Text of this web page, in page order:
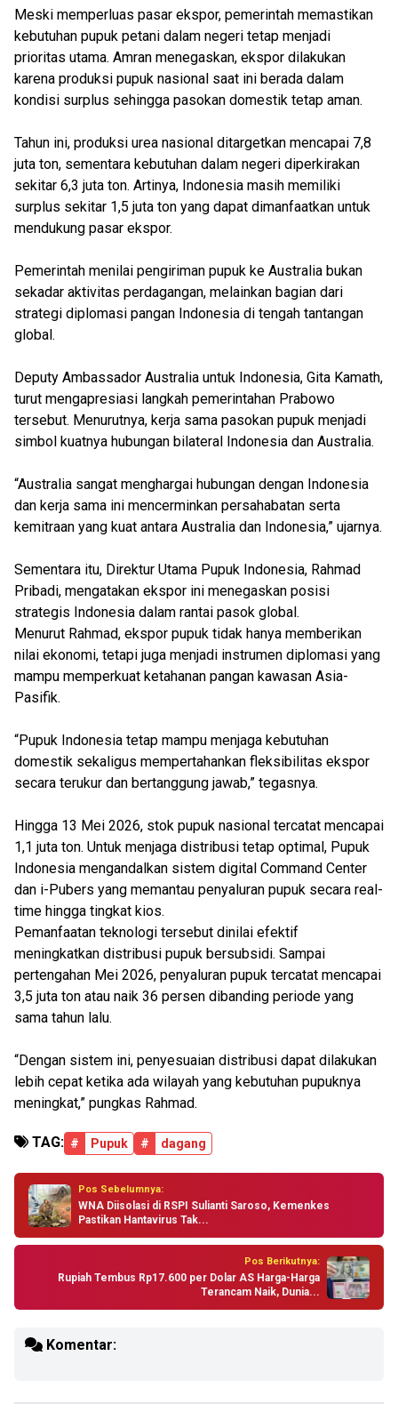
Meski memperluas pasar ekspor, pemerintah memastikan
kebutuhan pupuk petani dalam negeri tetap menjadi
prioritas utama. Amran menegaskan, ekspor dilakukan
karena produksi pupuk nasional saat ini berada dalam
kondisi surplus sehingga pasokan domestik tetap aman.
Tahun ini, produksi urea nasional ditargetkan mencapai 7,8
juta ton, sementara kebutuhan dalam negeri diperkirakan
sekitar 6,3 juta ton. Artinya, Indonesia masih memiliki
surplus sekitar 1,5 juta ton yang dapat dimanfaatkan untuk
mendukung pasar ekspor.
Pemerintah menilai pengiriman pupuk ke Australia bukan
sekadar aktivitas perdagangan, melainkan bagian dari
strategi diplomasi pangan Indonesia di tengah tantangan
global.
Deputy Ambassador Australia untuk Indonesia, Gita Kamath,
turut mengapresiasi langkah pemerintahan Prabowo
tersebut. Menurutnya, kerja sama pasokan pupuk menjadi
simbol kuatnya hubungan bilateral Indonesia dan Australia.
“Australia sangat menghargai hubungan dengan Indonesia
dan kerja sama ini mencerminkan persahabatan serta
kemitraan yang kuat antara Australia dan Indonesia,” ujarnya.
Sementara itu, Direktur Utama Pupuk Indonesia, Rahmad
Pribadi, mengatakan ekspor ini menegaskan posisi
strategis Indonesia dalam rantai pasok global.
Menurut Rahmad, ekspor pupuk tidak hanya memberikan
nilai ekonomi, tetapi juga menjadi instrumen diplomasi yang
mampu memperkuat ketahanan pangan kawasan Asia-
Pasifik.
“Pupuk Indonesia tetap mampu menjaga kebutuhan
domestik sekaligus mempertahankan fleksibilitas ekspor
secara terukur dan bertanggung jawab,” tegasnya.
Hingga 13 Mei 2026, stok pupuk nasional tercatat mencapai
1,1 juta ton. Untuk menjaga distribusi tetap optimal, Pupuk
Indonesia mengandalkan sistem digital Command Center
dan i-Pubers yang memantau penyaluran pupuk secara real-
time hingga tingkat kios.
Pemanfaatan teknologi tersebut dinilai efektif
meningkatkan distribusi pupuk bersubsidi. Sampai
pertengahan Mei 2026, penyaluran pupuk tercatat mencapai
3,5 juta ton atau naik 36 persen dibanding periode yang
sama tahun lalu.
“Dengan sistem ini, penyesuaian distribusi dapat dilakukan
lebih cepat ketika ada wilayah yang kebutuhan pupuknya
meningkat,” pungkas Rahmad.
TAG: # Pupuk # dagang
Pos Sebelumnya:
WNA Diisolasi di RSPI Sulianti Saroso, Kemenkes
Pastikan Hantavirus Tak...
Pos Berikutnya:
Rupiah Tembus Rp17.600 per Dolar AS Harga-Harga
Terancam Naik, Dunia...
Komentar: